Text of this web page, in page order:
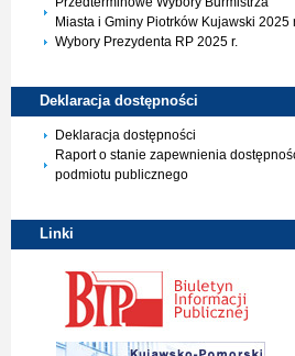
Miasta i Gminy Piotrków Kujawski 2025
Wybory Prezydenta RP 2025 r.
Deklaracja dostępności
Deklaracja dostępności
Raport o stanie zapewnienia
podmiotu publicznego
Linki